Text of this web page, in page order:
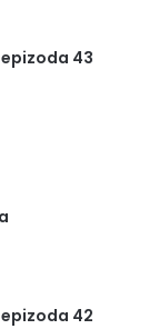
43
42